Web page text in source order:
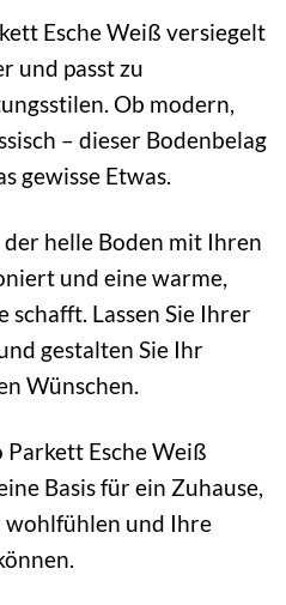
Esche Weiß versiegelt
und passt zu
Ob modern,
– dieser Bodenbelag
gewisse Etwas.
der helle Boden mit Ihren
und eine warme,
Lassen Sie Ihrer
gestalten Sie Ihr
Wünschen.
Esche Weiß
Basis für ein Zuhause,
wohlfühlen und Ihre